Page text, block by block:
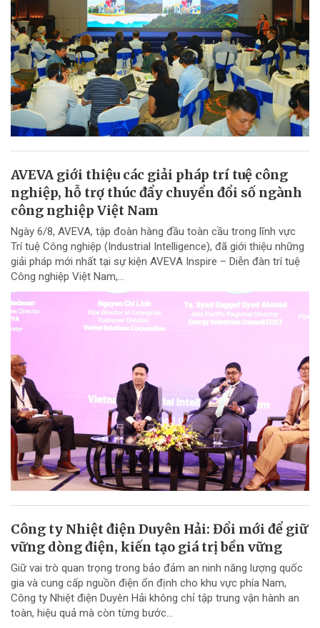
AVEVA giới thiệu các giải pháp trí tuệ công
nghiệp, hỗ trợ thúc đẩy chuyển đổi số ngành
công nghiệp Việt Nam
Ngày 6/8, AVEVA, tập đoàn hàng đầu toàn cầu trong lĩnh vực
Trí tuệ Công nghiệp (Industrial Intelligence), đã giới thiệu những
giải pháp mới nhất tại sự kiện AVEVA Inspire – Diễn đàn trí tuệ
Công nghiệp Việt Nam,...
Công ty Nhiệt điện Duyên Hải: Đổi mới để giữ
vững dòng điện, kiến tạo giá trị bền vững
Giữ vai trò quan trọng trong bảo đảm an ninh năng lượng quốc
gia và cung cấp nguồn điện ổn định cho khu vực phía Nam,
Công ty Nhiệt điện Duyên Hải không chỉ tập trung vận hành an
toàn, hiệu quả mà còn từng bước...